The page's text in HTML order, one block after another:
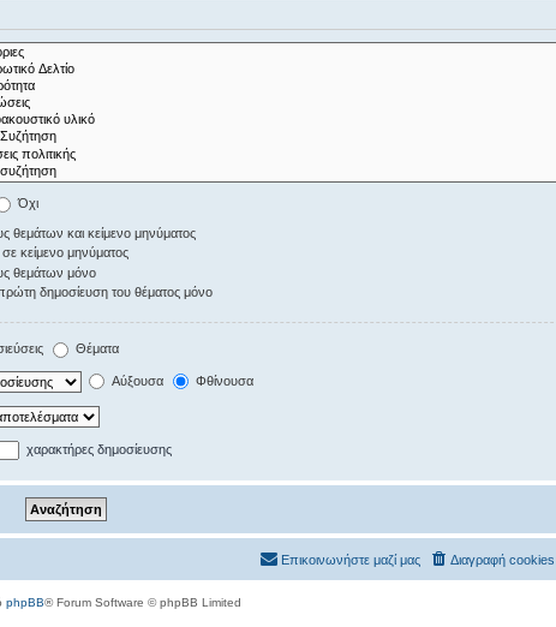
Όχι
θεμάτων και κείμενο μηνύματος
κείμενο μηνύματος
θεμάτων μόνο
δημοσίευση του θέματος μόνο
Θέματα
Αύξουσα Φθίνουσα
χαρακτήρες δημοσίευσης
Διαγραφή cookies
Επικοινωνήστε μαζί μας
phpBB® Forum Software © phpBB Limited